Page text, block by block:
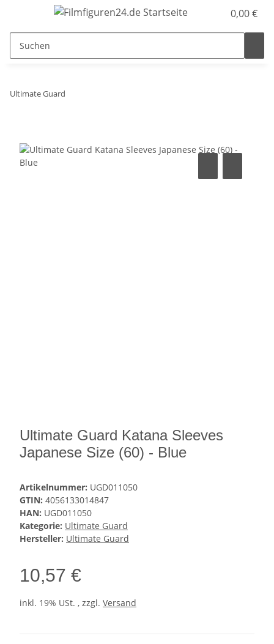
0,00 €
Ultimate Guard
Ultimate Guard Katana Sleeves
Japanese Size (60) - Blue
Artikelnummer: UGD011050
GTIN: 4056133014847
HAN: UGD011050
Kategorie: Ultimate Guard
Hersteller: Ultimate Guard
10,57 €
inkl. 19% USt. , zzgl. Versand